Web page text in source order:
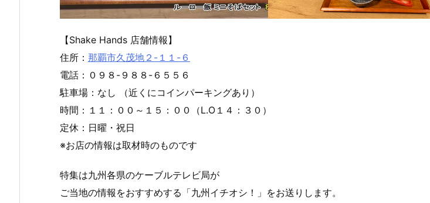
【Shake Hands 店舗情報】
住所： 那覇市久茂地２-１１-６
電話：０９８-９８８-６５５６
駐車場：なし （近くにコインパーキングあり）
時間：１１：００～１５：００（L.O１４：３０）
定休：日曜・祝日
※お店の情報は取材時のものです
特集は九州各県のケーブルテレビ局が
ご当地の情報をおすすめする「九州イチオシ！」をお送りします。